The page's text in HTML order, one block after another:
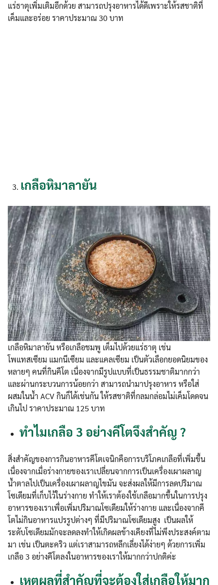
แร่ธาตุเพิ่มเติมอีกด้วย สามารถปรุงอาหารได้ดีเพราะให้รสชาติที่
เค็มและอร่อย ราคาประมาณ 30 บาท
เกลือหิมาลายัน
เกลือหิมาลายัน หรือเกลือชมพู เต็มไปด้วยแร่ธาตุ เช่น
โพแทสเซียม แมกนีเซียม และแคลเซียม เป็นตัวเลือกยอดนิยมของ
หลายๆ คนที่กินคีโต เนื่องจากมีรูปแบบที่เป็นธรรมชาติมากกว่า
และผ่านกระบวนการน้อยกว่า สามารถนำมาปรุงอาหาร หรือใส่
ผสมในน้ำ ACV กินก็ได้เช่นกัน ให้รสชาติที่กลมกล่อมไม่เค็มโดดจน
เกินไป ราคาประมาณ 125 บาท
ทำไมเกลือ 3 อย่างคีโตจึงสำคัญ ?
สิ่งสำคัญของการกินอาหารคีโตเจนิกคือการบริโภคเกลือที่เพิ่มขึ้น
เนื่องจากเมื่อร่างกายของเราเปลี่ยนจากการเป็นเครื่องเผาผลาญ
น้ำตาลไปเป็นเครื่องเผาผลาญไขมัน จะส่งผลให้มีการลดปริมาณ
โซเดียมที่เก็บไว้ในร่างกาย ทำให้เราต้องใช้เกลือมากขึ้นในการปรุง
อาหารของเราเพื่อเพิ่มปริมาณโซเดียมให้ร่างกาย และเนื่องจากคี
โตไม่กินอาหารแปรรูปต่างๆ ที่มีปริมาณโซเดียมสูง เป็นผลให้
ระดับโซเดียมมักจะลดลงทำให้เกิดผลข้างเคียงที่ไม่พึงประสงค์ตาม
มา เช่น เป็นตะคริว แต่เราสามารถหลีกเลี่ยงได้ง่ายๆ ด้วยการเพิ่ม
เกลือ 3 อย่างคีโตลงในอาหารของเราให้มากกว่าปกติค่ะ
เหตุผลที่สำคัญที่จะต้องใส่เกลือให้มาก